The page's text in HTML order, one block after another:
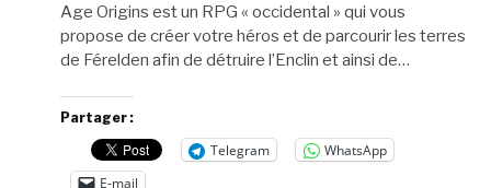
Age Origins est un RPG « occidental » qui vous
propose de créer votre héros et de parcourir les terres
de Férelden afin de détruire l’Enclin et ainsi de…
Partager :
Telegram
WhatsApp
E-mail